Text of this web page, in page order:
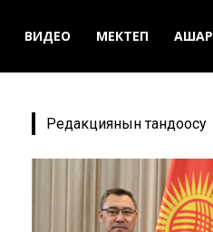
ВИДЕО МЕКТЕП АШАР
Редакциянын тандоосу